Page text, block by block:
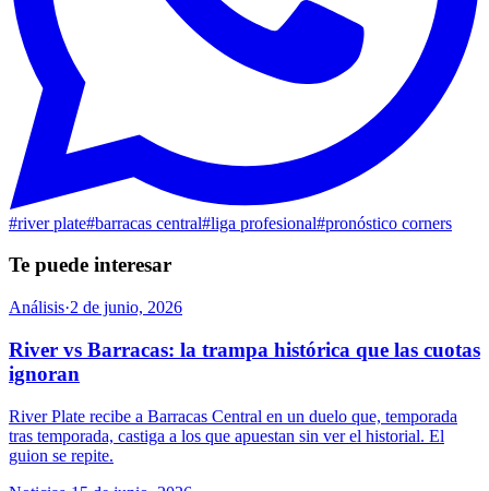
#river plate#barracas central#liga profesional#pronóstico corners
Te puede interesar
Análisis·2 de junio, 2026
River vs Barracas: la trampa histórica que las cuotas
ignoran
River Plate recibe a Barracas Central en un duelo que, temporada
tras temporada, castiga a los que apuestan sin ver el historial. El
guion se repite.